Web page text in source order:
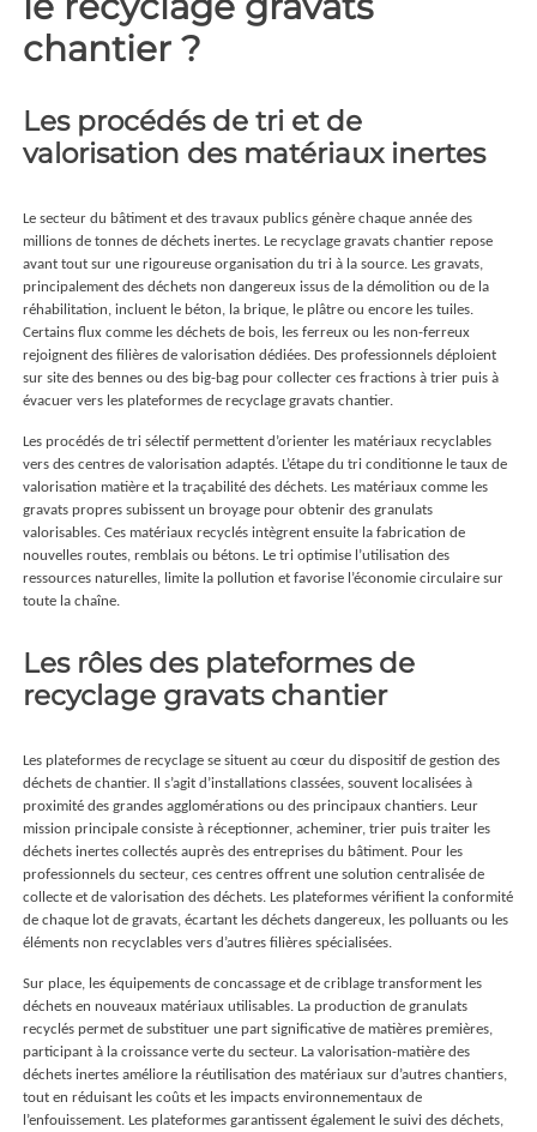
chantier ?
Les procédés de tri et de
valorisation des matériaux inertes
Le secteur du bâtiment et des travaux publics génère chaque année des
millions de tonnes de déchets inertes. Le recyclage gravats chantier repose
avant tout sur une rigoureuse organisation du tri à la source. Les gravats,
principalement des déchets non dangereux issus de la démolition ou de la
réhabilitation, incluent le béton, la brique, le plâtre ou encore les tuiles.
Certains flux comme les déchets de bois, les ferreux ou les non-ferreux
rejoignent des filières de valorisation dédiées. Des professionnels déploient
sur site des bennes ou des big-bag pour collecter ces fractions à trier puis à
évacuer vers les plateformes de recyclage gravats chantier.
Les procédés de tri sélectif permettent d’orienter les matériaux recyclables
vers des centres de valorisation adaptés. L’étape du tri conditionne le taux de
valorisation matière et la traçabilité des déchets. Les matériaux comme les
gravats propres subissent un broyage pour obtenir des granulats
valorisables. Ces matériaux recyclés intègrent ensuite la fabrication de
nouvelles routes, remblais ou bétons. Le tri optimise l’utilisation des
ressources naturelles, limite la pollution et favorise l’économie circulaire sur
toute la chaîne.
Les rôles des plateformes de
recyclage gravats chantier
Les plateformes de recyclage se situent au cœur du dispositif de gestion des
déchets de chantier. Il s’agit d’installations classées, souvent localisées à
proximité des grandes agglomérations ou des principaux chantiers. Leur
mission principale consiste à réceptionner, acheminer, trier puis traiter les
déchets inertes collectés auprès des entreprises du bâtiment. Pour les
professionnels du secteur, ces centres offrent une solution centralisée de
collecte et de valorisation des déchets. Les plateformes vérifient la conformité
de chaque lot de gravats, écartant les déchets dangereux, les polluants ou les
éléments non recyclables vers d’autres filières spécialisées.
Sur place, les équipements de concassage et de criblage transforment les
déchets en nouveaux matériaux utilisables. La production de granulats
recyclés permet de substituer une part significative de matières premières,
participant à la croissance verte du secteur. La valorisation-matière des
déchets inertes améliore la réutilisation des matériaux sur d’autres chantiers,
tout en réduisant les coûts et les impacts environnementaux de
l’enfouissement. Les plateformes garantissent également le suivi des déchets,